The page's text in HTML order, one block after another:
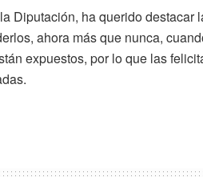
Diputación, ha querido destacar
ahora más que nunca,
expuestos, por lo que las